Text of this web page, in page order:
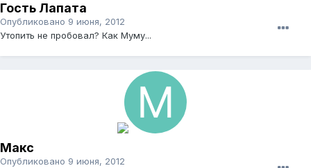
Гость Лапата
Опубликовано 9 июня, 2012
Утопить не пробовал? Как Муму...
Макс
Опубликовано 9 июня, 2012